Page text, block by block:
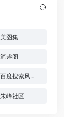
美图集
笔趣阁
百度搜索风云榜
朱峰社区